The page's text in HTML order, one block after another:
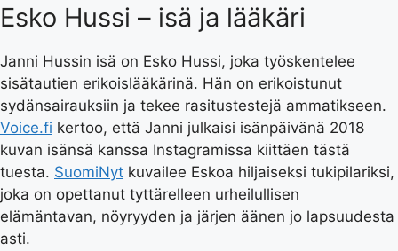
Esko Hussi – isä ja lääkäri
Janni Hussin isä on Esko Hussi, joka työskentelee
sisätautien erikoislääkärinä. Hän on erikoistunut
sydänsairauksiin ja tekee rasitustestejä ammatikseen.
Voice.fi kertoo, että Janni julkaisi isänpäivänä 2018
kuvan isänsä kanssa Instagramissa kiittäen tästä
tuesta. SuomiNyt kuvailee Eskoa hiljaiseksi tukipilariksi,
joka on opettanut tyttärelleen urheilullisen
elämäntavan, nöyryyden ja järjen äänen jo lapsuudesta
asti.